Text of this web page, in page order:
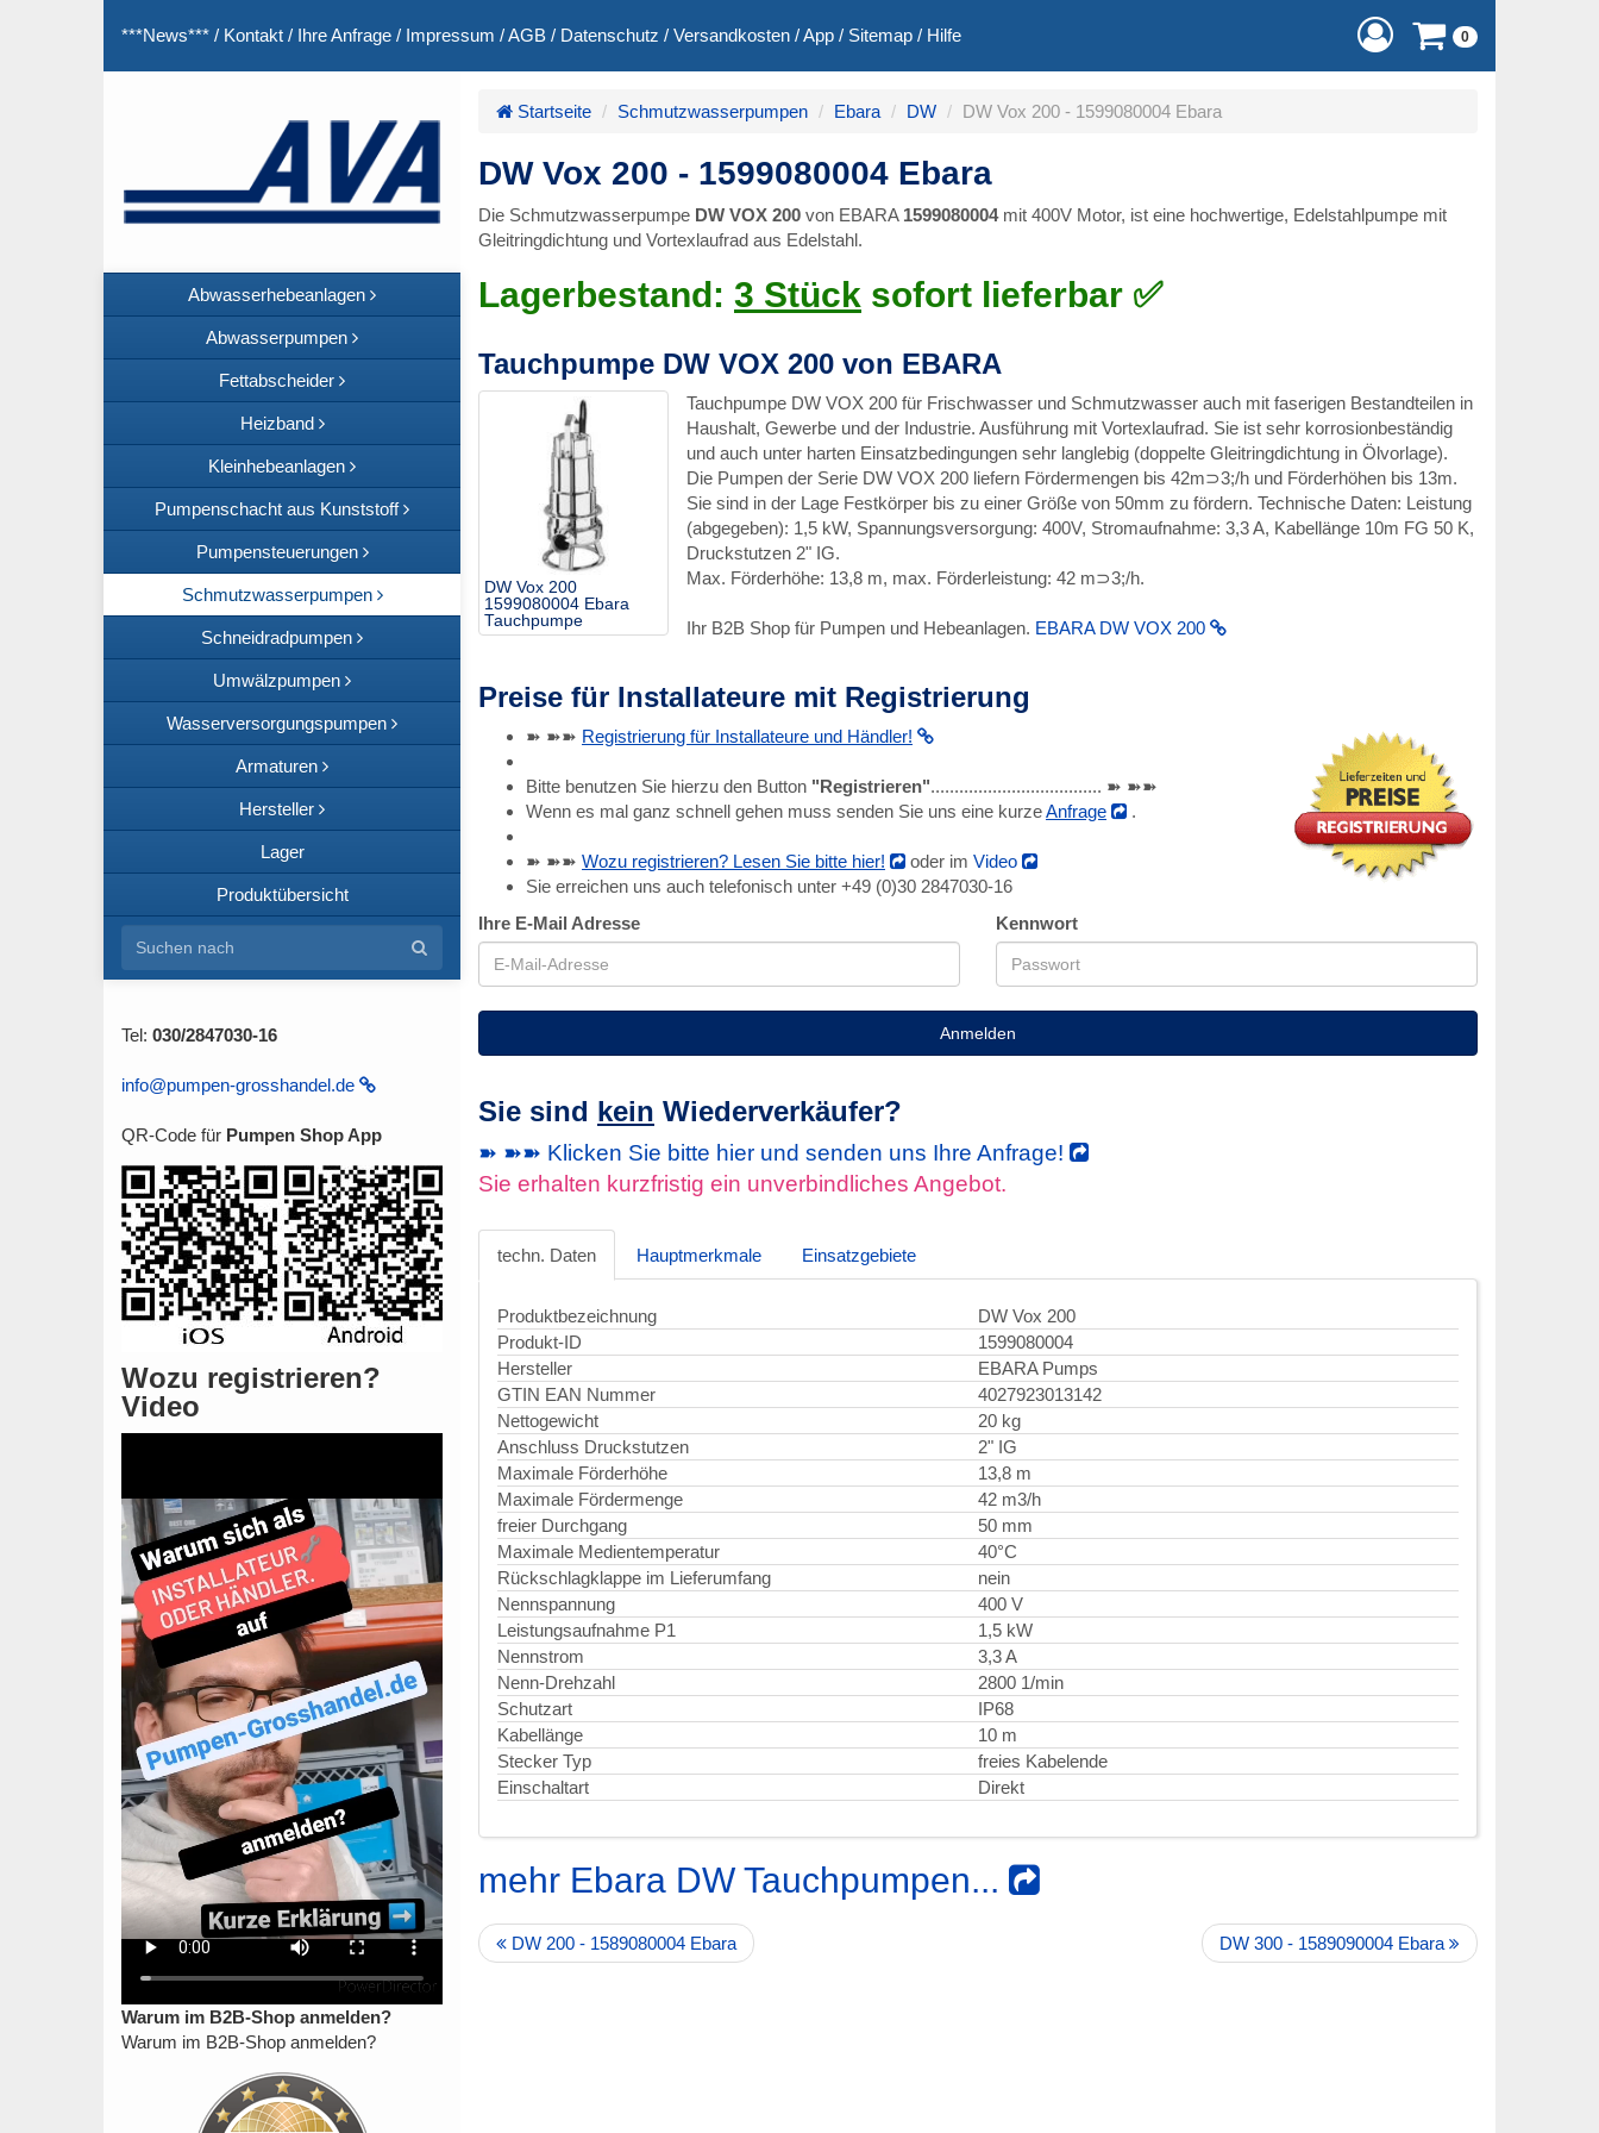
***News*** / Kontakt / Ihre Anfrage / Impressum /AGB / Datenschutz / Versandkosten /App / Sitemap / Hilfe 0
Abwasserhebeanlagen
Abwasserpumpen
Fettabscheider
Heizband
Kleinhebeanlagen
Pumpenschacht aus Kunststoff
Pumpensteuerungen
Schmutzwasserpumpen
Schneidradpumpen
Umwälzpumpen
Wasserversorgungspumpen
Armaturen
Hersteller
Lager
Produktübersicht
Tel: 030/2847030-16
info@pumpen-grosshandel.de
QR-Code für Pumpen Shop App
Wozu registrieren?
Video
Warum im B2B-Shop anmelden?
Warum im B2B-Shop anmelden?
Startseite Schmutzwasserpumpen Ebara DW DW Vox 200 - 1599080004 Ebara
DW Vox 200 - 1599080004 Ebara
Die Schmutzwasserpumpe DW VOX 200 von EBARA 1599080004mit 400V Motor, ist eine hochwertige, Edelstahlpumpe mit
Gleitringdichtung und Vortexlaufrad aus Edelstahl.
Lagerbestand: 3 Stück sofort lieferbar ✅
Tauchpumpe DW VOX 200 von EBARA
DW Vox 200
1599080004 Ebara
Tauchpumpe
Tauchpumpe DW VOX 200 für Frischwasser und Schmutzwasser auch mit faserigen Bestandteilen in
Haushalt, Gewerbe und der Industrie. Ausführung mit Vortexlaufrad. Sie ist sehr korrosionbeständig
und auch unter harten Einsatzbedingungen sehr langlebig (doppelte Gleitringdichtung in Ölvorlage).
Die Pumpen der Serie DW VOX 200 liefern Fördermengen bis 42m⊃3;/h und Förderhöhen bis 13m.
Sie sind in der Lage Festkörper bis zu einer Größe von 50mm zu fördern. Technische Daten: Leistung
(abgegeben): 1,5 kW, Spannungsversorgung: 400V, Stromaufnahme: 3,3 A, Kabellänge 10m FG 50 K,
Druckstutzen 2" IG.
Max. Förderhöhe: 13,8 m, max. Förderleistung: 42 m⊃3;/h.
Ihr B2B Shop für Pumpen und Hebeanlagen. EBARA DW VOX 200
Preise für Installateure mit Registrierung
➽ ➽➽ Registrierung für Installateure und Händler!
Bitte benutzen Sie hierzu den Button "Registrieren".................................... ➽ ➽➽
Wenn es mal ganz schnell gehen muss senden Sie uns eine kurzeAnfrage .
➽ ➽➽ Wozu registrieren? Lesen Sie bitte hier! oder im Video
Sie erreichen uns auch telefonisch unter +49 (0)30 2847030-16
Ihre E-Mail Adresse
Kennwort
Anmelden
Sie sind kein Wiederverkäufer?
➽ ➽➽ Klicken Sie bitte hier und senden uns Ihre Anfrage!
Sie erhalten kurzfristig ein unverbindliches Angebot.
techn. Daten Hauptmerkmale Einsatzgebiete
Produktbezeichnung
DW Vox 200
Produkt-ID
1599080004
Hersteller
EBARA Pumps
GTIN EAN Nummer
4027923013142
Nettogewicht
20 kg
Anschluss Druckstutzen
2" IG
Maximale Förderhöhe
13,8 m
Maximale Fördermenge
42 m3/h
freier Durchgang
50 mm
Maximale Medientemperatur
40°C
Rückschlagklappe im Lieferumfang
nein
Nennspannung
400 V
Leistungsaufnahme P1
1,5 kW
Nennstrom
3,3 A
Nenn-Drehzahl
2800 1/min
Schutzart
IP68
Kabellänge
10 m
Stecker Typ
freies Kabelende
Einschaltart
Direkt
mehr Ebara DW Tauchpumpen...
DW 200 - 1589080004 Ebara DW 300 - 1589090004 Ebara